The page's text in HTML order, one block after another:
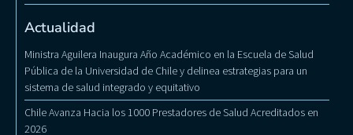
Actualidad
Ministra Aguilera Inaugura Año Académico en la Escuela de Salud
Pública de la Universidad de Chile y delinea estrategias para un
sistema de salud integrado y equitativo
Chile Avanza Hacia los 1000 Prestadores de Salud Acreditados en
2026